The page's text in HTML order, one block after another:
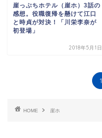
崖っぷちホテル（崖ホ）3話の
感想。役職復帰を懸けて江口
と時貞が対決！「川栄李奈が
初登場」
2018年5月1日
1
HOME 崖ホ